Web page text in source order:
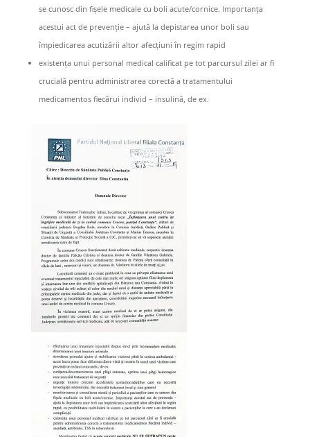
se cunosc din fișele medicale cu boli acute/cornice. Importanța
acestui act de prevenție – ajută la depistarea unor boli sau
împiedicarea acutizării altor afecțiuni în regim rapid
existența unui personal medical calificat pe tot parcursul zilei ar fi
crucială pentru administrarea corectă a tratamentului
medicamentos fiecărui individ – insulină, de ex.